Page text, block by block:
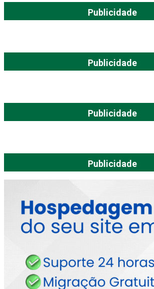
Publicidade
Publicidade
Publicidade
Publicidade